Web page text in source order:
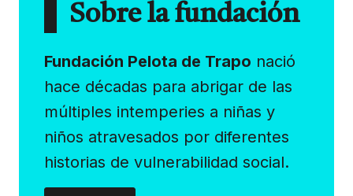
Sobre la fundación
Fundación Pelota de Trapo nació
hace décadas para abrigar de las
múltiples intemperies a niñas y
niños atravesados por diferentes
historias de vulnerabilidad social.